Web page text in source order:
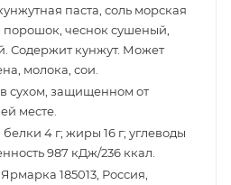
паста, соль морская
чеснок сушеный,
Содержит кунжут. Может
молока, сои.
сухом, защищенном от
месте.
белки 4 г; жиры 16 г; углеводы
987 кДж/236 ккал.
185013, Россия,